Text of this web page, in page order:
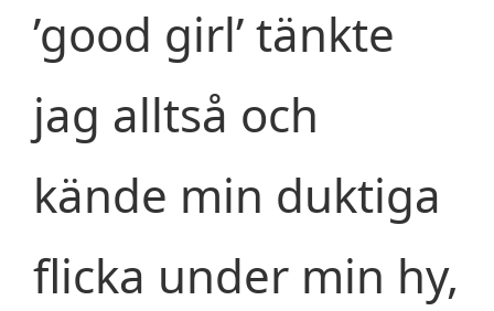
’good girl’ tänkte
jag alltså och
kände min duktiga
flicka under min hy,